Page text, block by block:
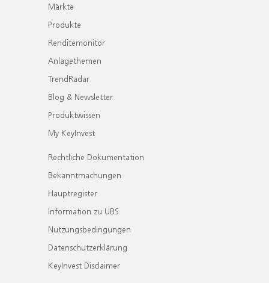
Märkte
Produkte
Renditemonitor
Anlagethemen
TrendRadar
Blog & Newsletter
Produktwissen
My KeyInvest
Rechtliche Dokumentation
Bekanntmachungen
Hauptregister
Information zu UBS
Nutzungsbedingungen
Datenschutzerklärung
KeyInvest Disclaimer